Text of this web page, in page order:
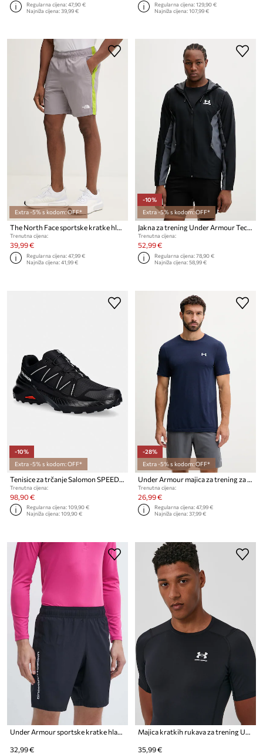
Regularna cijena:47,90 €
Najniža cijena:39,99 €
Regularna cijena:129,90 €
Najniža cijena:107,99 €
Extra -5% s kodom: OFF*
The North Face sportske kratke hlače za muškarce 24/7
Trenutna cijena:
39,99 €
Regularna cijena:47,99 €
Najniža cijena:41,99 €
-10%
Extra -5% s kodom: OFF*
Jakna za trening Under Armour Tech Sport
Trenutna cijena:
52,99 €
Regularna cijena:78,90 €
Najniža cijena:58,99 €
-10%
Extra -5% s kodom: OFF*
Trenutna cijena:
98,90 €
Regularna cijena:109,90 €
Najniža cijena:109,90 €
-28%
Extra -5% s kodom: OFF*
Trenutna cijena:
26,99 €
Regularna cijena:47,99 €
Najniža cijena:37,99 €
32,99 € 35,99 €